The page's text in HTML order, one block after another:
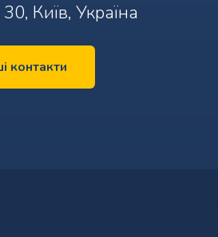
Київ, Україна
контакти